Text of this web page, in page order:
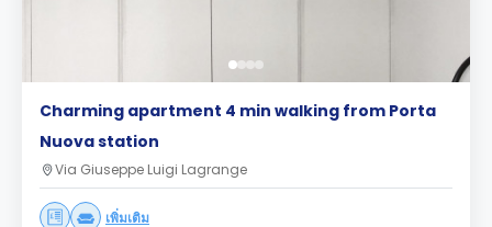
Charming apartment 4 min walking from Porta
Nuova station
Via Giuseppe Luigi Lagrange
เพิ่มเติม